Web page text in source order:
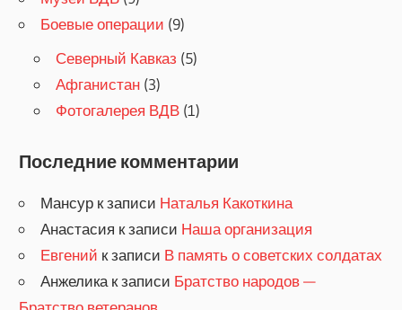
Боевые операции (9)
Северный Кавказ (5)
Афганистан (3)
Фотогалерея ВДВ (1)
Последние комментарии
Мансур к записи Наталья Какоткина
Анастасия к записи Наша организация
Евгений к записи В память о советских солдатах
Анжеликак записи Братство народов —